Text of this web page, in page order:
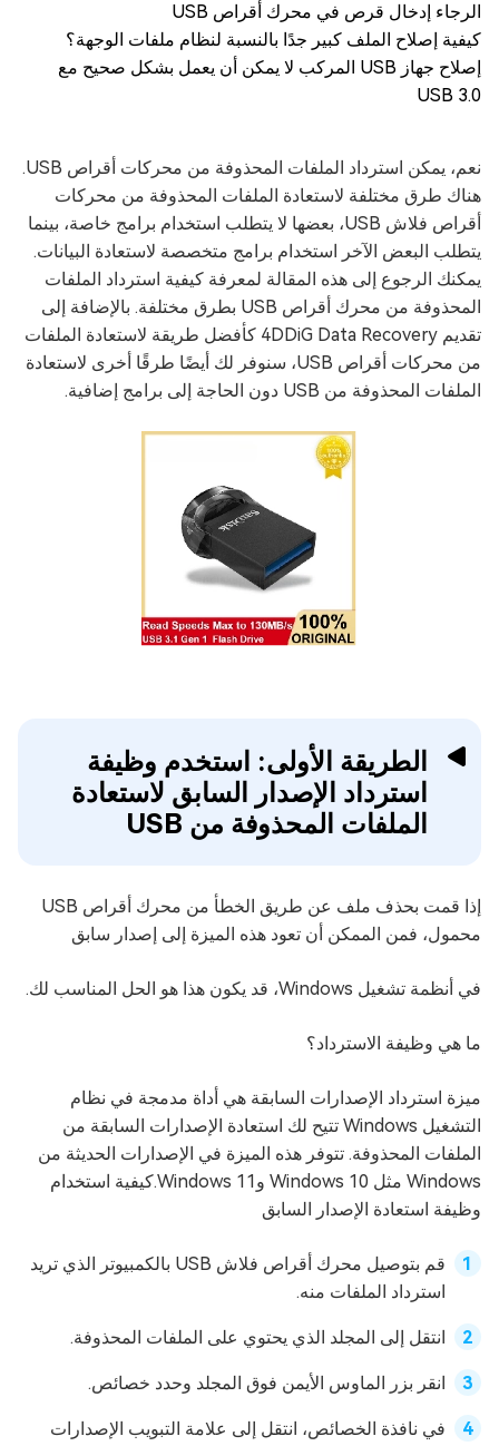
الرجاء إدخال قرص في محرك أقراص USB
كيفية إصلاح الملف كبير جدًا بالنسبة لنظام ملفات الوجهة؟
إصلاح جهاز USB المركب لا يمكن أن يعمل بشكل صحيح مع
USB 3.0
نعم، يمكن استرداد الملفات المحذوفة من محركات أقراص USB.
هناك طرق مختلفة لاستعادة الملفات المحذوفة من محركات
أقراص فلاش USB، بعضها لا يتطلب استخدام برامج خاصة، بينما
يتطلب البعض الآخر استخدام برامج متخصصة لاستعادة البيانات.
يمكنك الرجوع إلى هذه المقالة لمعرفة كيفية استرداد الملفات
المحذوفة من محرك أقراص USB بطرق مختلفة. بالإضافة إلى
تقديم 4DDiG Data Recovery كأفضل طريقة لاستعادة الملفات
من محركات أقراص USB، سنوفر لك أيضًا طرقًا أخرى لاستعادة
الملفات المحذوفة من USB دون الحاجة إلى برامج إضافية.
الطريقة الأولى: استخدم وظيفة
استرداد الإصدار السابق لاستعادة
الملفات المحذوفة من USB
إذا قمت بحذف ملف عن طريق الخطأ من محرك أقراص USB
محمول، فمن الممكن أن تعود هذه الميزة إلى إصدار سابق
في أنظمة تشغيل Windows، قد يكون هذا هو الحل المناسب لك.
ما هي وظيفة الاسترداد؟
ميزة استرداد الإصدارات السابقة هي أداة مدمجة في نظام
التشغيل Windows تتيح لك استعادة الإصدارات السابقة من
الملفات المحذوفة. تتوفر هذه الميزة في الإصدارات الحديثة من
Windows مثل Windows 10 وWindows 11.كيفية استخدام
وظيفة استعادة الإصدار السابق
قم بتوصيل محرك أقراص فلاش USB بالكمبيوتر الذي تريد
استرداد الملفات منه.
انتقل إلى المجلد الذي يحتوي على الملفات المحذوفة.
انقر بزر الماوس الأيمن فوق المجلد وحدد خصائص.
في نافذة الخصائص، انتقل إلى علامة التبويب الإصدارات